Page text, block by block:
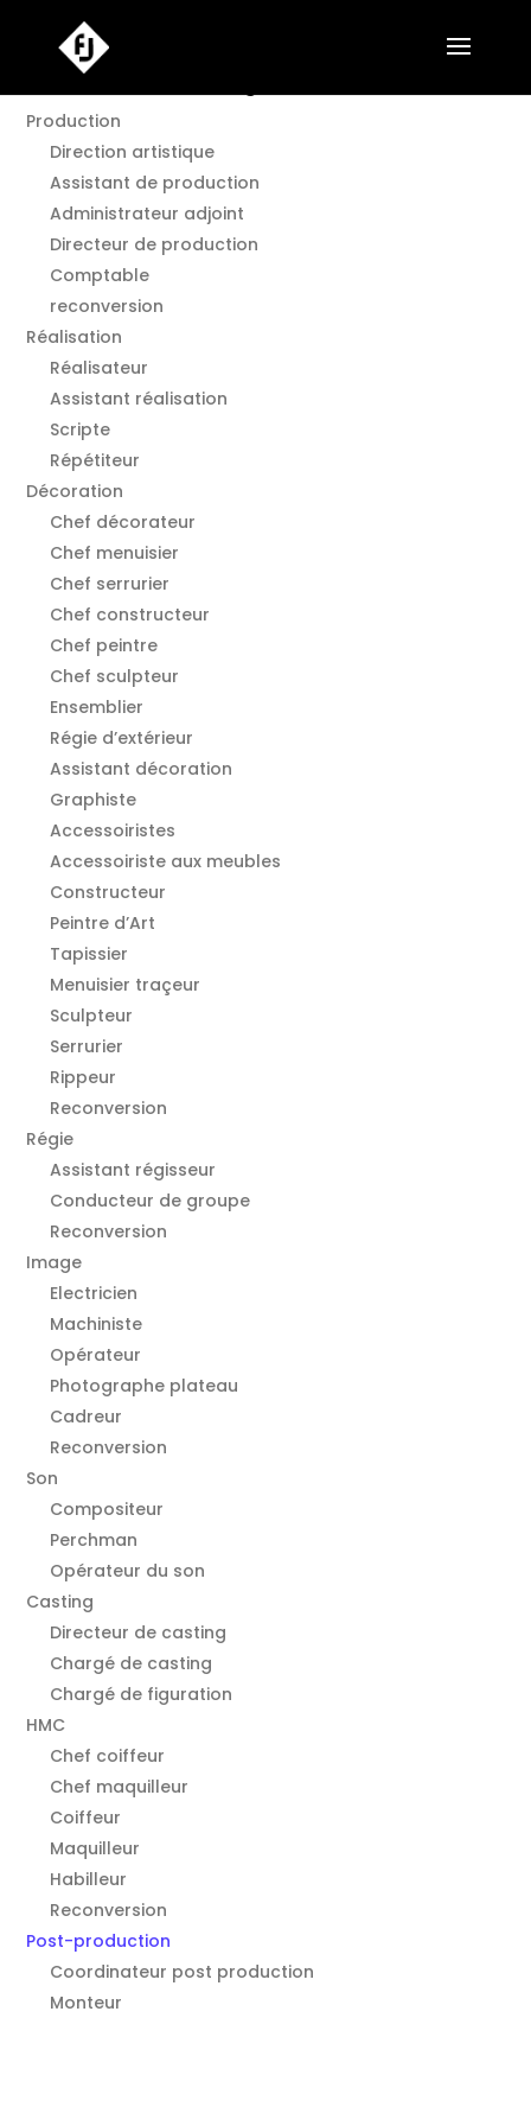
Annuaire Film en Languedoc O.
Production
Direction artistique
Assistant de production
Administrateur adjoint
Directeur de production
Comptable
reconversion
Réalisation
Réalisateur
Assistant réalisation
Scripte
Répétiteur
Décoration
Chef décorateur
Chef menuisier
Chef serrurier
Chef constructeur
Chef peintre
Chef sculpteur
Ensemblier
Régie d’extérieur
Assistant décoration
Graphiste
Accessoiristes
Accessoiriste aux meubles
Constructeur
Peintre d’Art
Tapissier
Menuisier traçeur
Sculpteur
Serrurier
Rippeur
Reconversion
Régie
Assistant régisseur
Conducteur de groupe
Reconversion
Image
Electricien
Machiniste
Opérateur
Photographe plateau
Cadreur
Reconversion
Son
Compositeur
Perchman
Opérateur du son
Casting
Directeur de casting
Chargé de casting
Chargé de figuration
HMC
Chef coiffeur
Chef maquilleur
Coiffeur
Maquilleur
Habilleur
Reconversion
Post-production
Coordinateur post production
Monteur